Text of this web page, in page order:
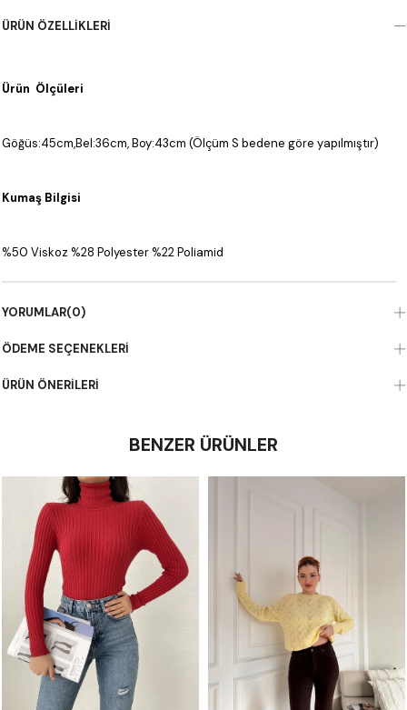
ÜRÜN ÖZELLIKLERI
Ürün Ölçüleri
Göğüs:45cm,Bel:36cm, Boy:43cm (Ölçüm S bedene göre yapılmıştır)
Kumaş Bilgisi
%50 Viskoz %28 Polyester %22 Poliamid
YORUMLAR(0)
ÖDEME SEÇENEKLERI
ÜRÜN ÖNERILERI
BENZER ÜRÜNLER